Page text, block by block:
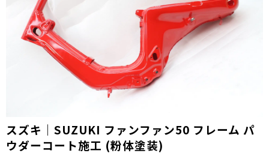
スズキ｜SUZUKI ファンファン50 フレーム パ
ウダーコート施工 (粉体塗装)